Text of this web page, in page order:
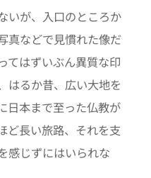
いが、入口のところか
真などで見慣れた像だ
てはずいぶん異質な印
はるか昔、広い大地を
日本まで至った仏教が
ど長い旅路、それを支
感じずにはいられな